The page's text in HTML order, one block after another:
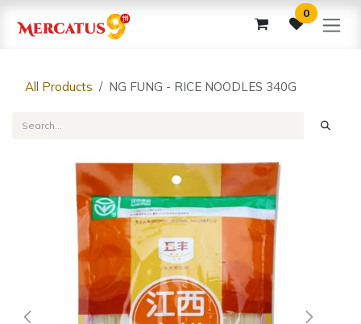
0
All Products NG FUNG - RICE NOODLES 340G